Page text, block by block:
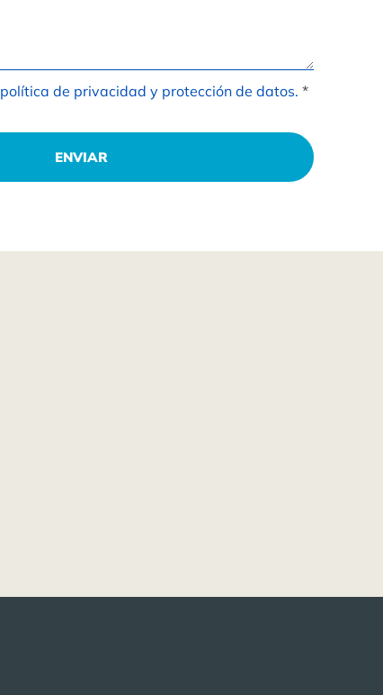
política de privacidad y protección de datos. *
ENVIAR